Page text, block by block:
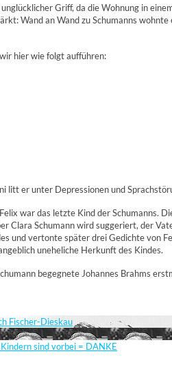
Griff, da die Wohnung in
Wand an Wand zu Schumanns
hier wie folgt aufführen:
litt er unter Depressionen und
war das letzte Kind der Schumanns.
Clara Schumann wird suggeriert, der
und vertonte später drei Gedichte von
uneheliche Herkunft des Kindes.
begegnete Johannes Brahms
Fischer-Dieskau
sind vorbei = DANKE